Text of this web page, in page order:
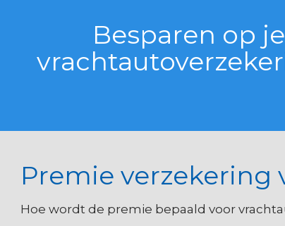
Besparen op je
Premie verzekering
Hoe wordt de premie bepaald voor